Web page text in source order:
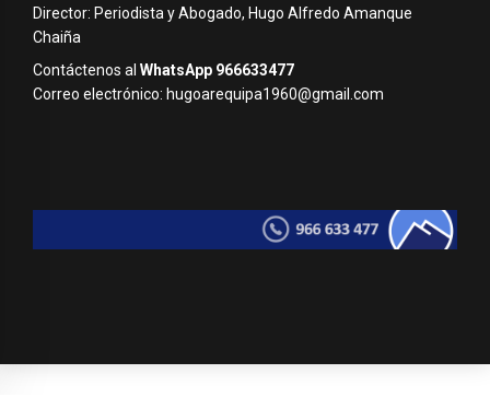
Director: Periodista y Abogado, Hugo Alfredo Amanque
Chaiña
Contáctenos al WhatsApp 966633477
Correo electrónico: hugoarequipa1960@gmail.com